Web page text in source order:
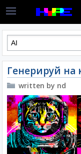
Генерируй на
written by nd